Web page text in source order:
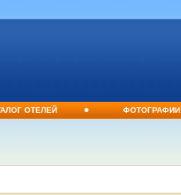
ОТЕЛЕЙ • ФОТОГРАФИИ